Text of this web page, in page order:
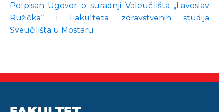
Potpisan Ugovor o suradnji Veleučilišta „Lavoslav
Ružička“ i Fakulteta zdravstvenih studija
Sveučilišta u Mostaru